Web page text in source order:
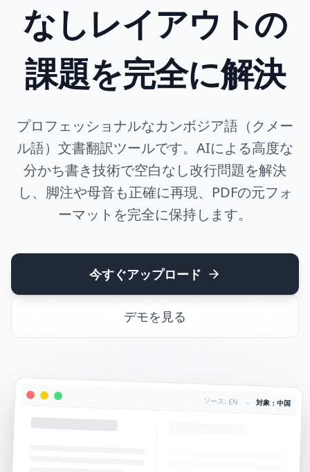
なしレイアウトの
課題を完全に解決
プロフェッショナルなカンボジア語（クメー
ル語）文書翻訳ツールです。AIによる高度な
分かち書き技術で空白なし改行問題を解決
し、脚注や母音も正確に再現、PDFの元フォ
ーマットを完全に保持します。
今すぐアップロード
デモを見る
ソース: EN → 対象：中国